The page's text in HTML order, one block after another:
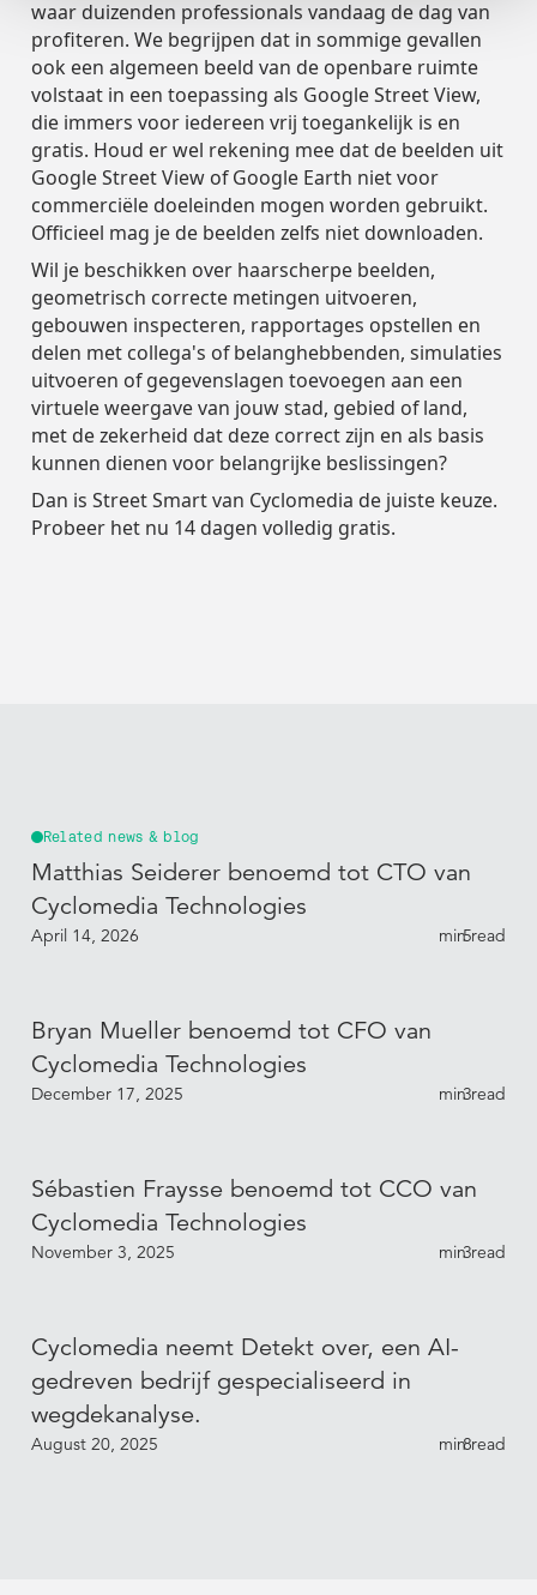
waar duizenden professionals vandaag de dag van
profiteren. We begrijpen dat in sommige gevallen
ook een algemeen beeld van de openbare ruimte
volstaat in een toepassing als Google Street View,
die immers voor iedereen vrij toegankelijk is en
gratis. Houd er wel rekening mee dat de beelden uit
Google Street View of Google Earth niet voor
commerciële doeleinden mogen worden gebruikt.
Officieel mag je de beelden zelfs niet downloaden.
Wil je beschikken over haarscherpe beelden,
geometrisch correcte metingen uitvoeren,
gebouwen inspecteren, rapportages opstellen en
delen met collega's of belanghebbenden, simulaties
uitvoeren of gegevenslagen toevoegen aan een
virtuele weergave van jouw stad, gebied of land,
met de zekerheid dat deze correct zijn en als basis
kunnen dienen voor belangrijke beslissingen?
Dan is Street Smart van Cyclomedia de juiste keuze.
Probeer het nu 14 dagen volledig gratis.
Related news & blog
Matthias Seiderer benoemd tot CTO van
Cyclomedia Technologies
April 14, 2026 5
min read
Bryan Mueller benoemd tot CFO van
Cyclomedia Technologies
December 17, 2025 3
min read
Sébastien Fraysse benoemd tot CCO van
Cyclomedia Technologies
November 3, 2025 3
min read
Cyclomedia neemt Detekt over, een AI-
gedreven bedrijf gespecialiseerd in
wegdekanalyse.
August 20, 2025 8
min read